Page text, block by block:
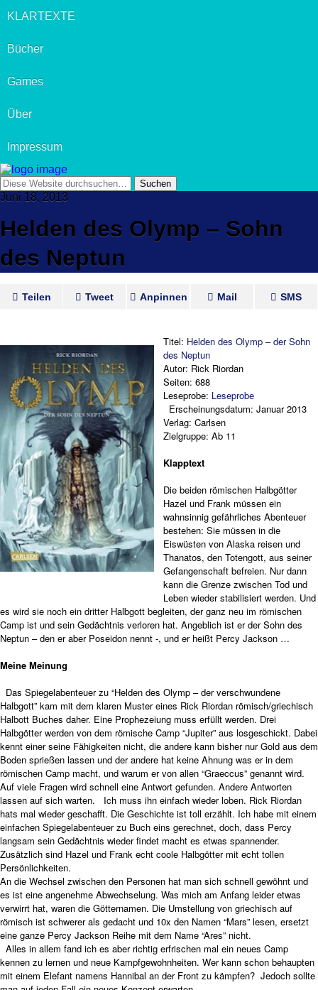
KLARTEXTE
Bücher
Games
Über
Impressum
Juni 18, 2013
Helden des Olymp – Sohn
des Neptun
Teilen Tweet Anpinnen Mail SMS
Titel: Helden des Olymp – der Sohn
des Neptun
Autor: Rick Riordan
Seiten: 688
Leseprobe: Leseprobe
Erscheinungsdatum: Januar 2013
Verlag: Carlsen
Zielgruppe: Ab 11
Klapptext
Die beiden römischen Halbgötter
Hazel und Frank müssen ein
wahnsinnig gefährliches Abenteuer
bestehen: Sie müssen in die
Eiswüsten von Alaska reisen und
Thanatos, den Totengott, aus seiner
Gefangenschaft befreien. Nur dann
kann die Grenze zwischen Tod und
Leben wieder stabilisiert werden. Und
es wird sie noch ein dritter Halbgott begleiten, der ganz neu im römischen
Camp ist und sein Gedächtnis verloren hat. Angeblich ist er der Sohn des
Neptun – den er aber Poseidon nennt -, und er heißt Percy Jackson …
Meine Meinung
Das Spiegelabenteuer zu “Helden des Olymp – der verschwundene
Halbgott” kam mit dem klaren Muster eines Rick Riordan römisch/griechisch
Halbott Buches daher. Eine Prophezeiung muss erfüllt werden. Drei
Halbgötter werden von dem römische Camp “Jupiter” aus losgeschickt. Dabei
kennt einer seine Fähigkeiten nicht, die andere kann bisher nur Gold aus dem
Boden sprießen lassen und der andere hat keine Ahnung was er in dem
römischen Camp macht, und warum er von allen “Graeccus” genannt wird.
Auf viele Fragen wird schnell eine Antwort gefunden. Andere Antworten
lassen auf sich warten. Ich muss ihn einfach wieder loben. Rick Riordan
hats mal wieder geschafft. Die Geschichte ist toll erzählt. Ich habe mit einem
einfachen Spiegelabenteuer zu Buch eins gerechnet, doch, dass Percy
langsam sein Gedächtnis wieder findet macht es etwas spannender.
Zusätzlich sind Hazel und Frank echt coole Halbgötter mit echt tollen
Persönlichkeiten.
An die Wechsel zwischen den Personen hat man sich schnell gewöhnt und
es ist eine angenehme Abwechselung. Was mich am Anfang leider etwas
verwirrt hat, waren die Götternamen. Die Umstellung von griechisch auf
römisch ist schwerer als gedacht und 10x den Namen “Mars” lesen, ersetzt
eine ganze Percy Jackson Reihe mit dem Name “Ares” nicht.
Alles in allem fand ich es aber richtig erfrischen mal ein neues Camp
kennen zu lernen und neue Kampfgewohnheiten. Wer kann schon behaupten
mit einem Elefant namens Hannibal an der Front zu kämpfen? Jedoch sollte